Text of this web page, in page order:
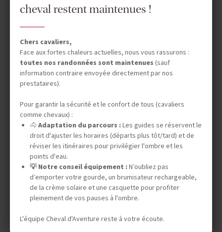
DATES & PRIX
INFOS ÉQUESTRES
INFOS PRATIQUES
Vos envies
cheval restent maintenues !
Chers cavaliers,
Face aux fortes chaleurs actuelles, nous vous rassurons :
toutes nos randonnées sont maintenues (sauf
information contraire envoyée directement par nos
prestataires).
Pour garantir la sécurité et le confort de tous (cavaliers
comme chevaux) :
🐴 Adaptation du parcours :Les guides se réservent le
droit d'ajuster les horaires (départs plus tôt/tard) et de
réviser les itinéraires pour privilégier l'ombre et les
points d'eau.
💡 Notre conseil équipement :N’oubliez pas
d’emporter votre gourde, un brumisateur rechargeable,
de la crème solaire et une casquette pour profiter
pleinement de vos pauses à l'ombre.
L'équipe Cheval d'Aventure reste à votre écoute.